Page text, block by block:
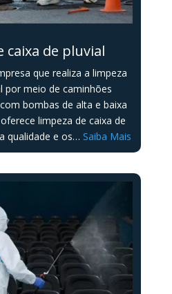
caixa de pluvial
que realiza a limpeza
por meio de caminhões
bombas de alta e baixa
limpeza de caixa de
qualidade e os…Saiba Mais